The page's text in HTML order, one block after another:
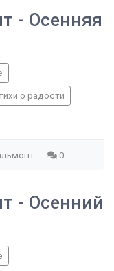
- Осенняя
о радости
0
- Осенний